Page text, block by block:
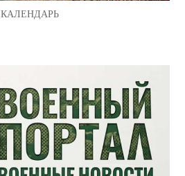
КАЛЕНДАРЬ